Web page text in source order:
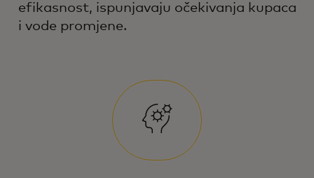
efikasnost, ispunjavaju očekivanja kupaca
i vode promjene.